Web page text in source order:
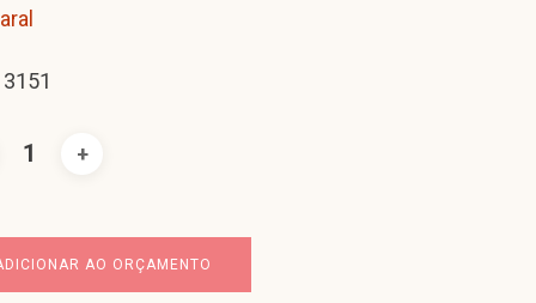
3151
AO ORÇAMENTO